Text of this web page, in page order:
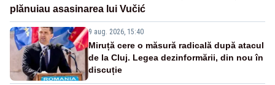
plănuiau asasinarea lui Vučić
9 aug. 2026, 15:40
Miruță cere o măsură radicală după atacul
de la Cluj. Legea dezinformării, din nou în
discuție